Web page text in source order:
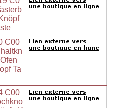
C00
Ta
C00